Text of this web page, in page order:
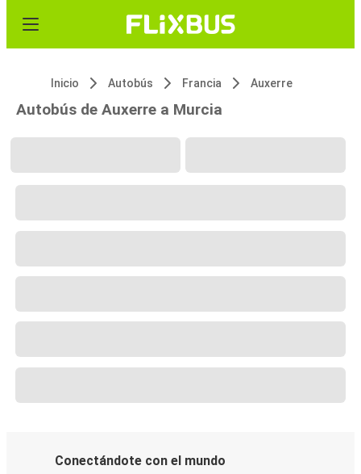
Inicio Autobús Francia Auxerre
Autobús de Auxerre a Murcia
Conectándote con el mundo